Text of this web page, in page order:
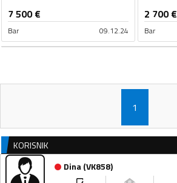
7 500€
Bar 09.12.24
2 700€
Bar
1
KORISNIK
Dina(VK858)